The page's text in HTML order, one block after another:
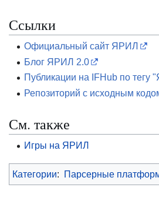
Ссылки
Официальный сайт ЯРИЛ
Блог ЯРИЛ 2.0
Публикации на IFHub по тегу
Репозиторий с исходным
См. также
Игры на ЯРИЛ
Категории: Парсерные